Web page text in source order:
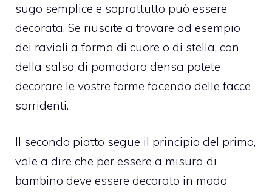
sugo semplice e soprattutto può essere
decorata. Se riuscite a trovare ad esempio
dei ravioli a forma di cuore o di stella, con
della salsa di pomodoro densa potete
decorare le vostre forme facendo delle facce
sorridenti.
Il secondo piatto segue il principio del primo,
vale a dire che per essere a misura di
bambino deve essere decorato in modo